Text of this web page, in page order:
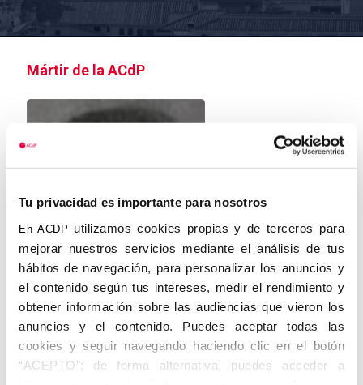
Tu privacidad es importante para nosotros
En ACDP utilizamos cookies propias y de terceros para
mejorar nuestros servicios mediante el análisis de tus
hábitos de navegación, para personalizar los anuncios y
el contenido según tus intereses, medir el rendimiento y
obtener información sobre las audiencias que vieron los
anuncios y el contenido. Puedes aceptar todas las
cookies y seguir navegando haciendo clic en el botón
“ACEPTO”; de forma alternativa, puedes acceder a
Mártir de la ACdP
Francisco de Asís Sánchez Miranda